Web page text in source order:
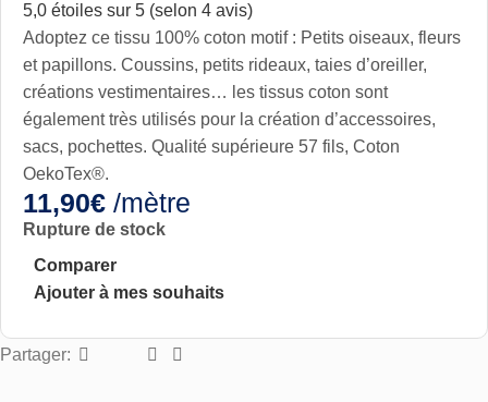
5,0 étoiles sur 5 (selon 4 avis)
Adoptez ce tissu 100% coton motif : Petits oiseaux, fleurs
et papillons. Coussins, petits rideaux, taies d’oreiller,
créations vestimentaires… les tissus coton sont
également très utilisés pour la création d’accessoires,
sacs, pochettes. Qualité supérieure 57 fils, Coton
OekoTex®.
11,90€ /mètre
Rupture de stock
Comparer
Ajouter à mes souhaits
Partager: